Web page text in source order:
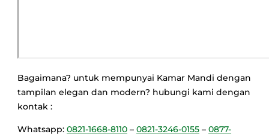
Bagaimana? untuk mempunyai Kamar Mandi dengan
tampilan elegan dan modern? hubungi kami dengan
kontak :
Whatsapp:0821-1668-8110 –0821-3246-0155 –0877-